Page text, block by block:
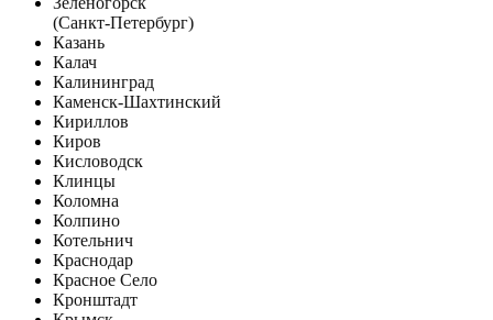
(Санкт-Петербург)
Казань
Калач
Калининград
Каменск-Шахтинский
Кириллов
Киров
Кисловодск
Клинцы
Коломна
Колпино
Котельнич
Краснодар
Красное Село
Кронштадт